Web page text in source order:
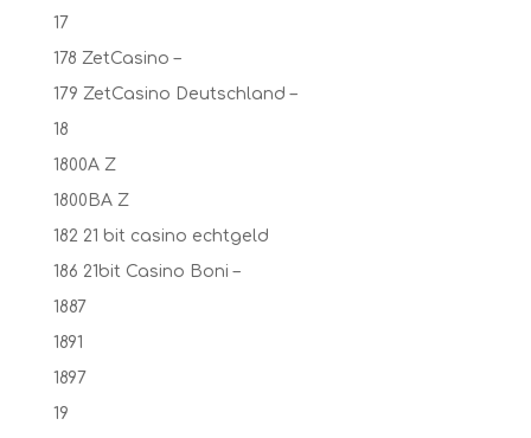
17
178 ZetCasino –
179 ZetCasino Deutschland –
18
1800A Z
1800BA Z
182 21 bit casino echtgeld
186 21bit Casino Boni –
1887
1891
1897
19